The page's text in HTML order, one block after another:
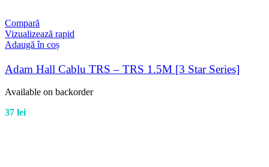
Compară
Vizualizează rapid
Adaugă în coș
Adam Hall Cablu TRS – TRS 1.5M [3 Star Series]
Available on backorder
37 lei